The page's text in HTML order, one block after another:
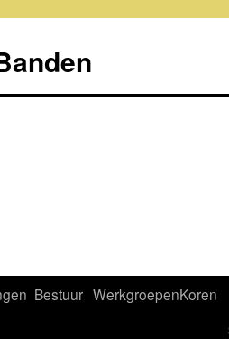
Bestuur WerkgroepenKoren